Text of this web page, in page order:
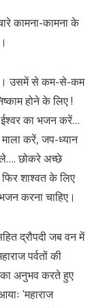
कामना-कामना के
उसमें से कम-से-कम
होने के लिए !
ईश्वर का भजन करें…
करें, जप-ध्यान
छोकरे अच्छे
फिर शाश्वत के लिए
करना चाहिए।
द्रौपदी जब वन में
पर्वतों की
का अनुभव करते हुए
ʹमहाराज